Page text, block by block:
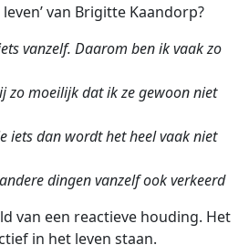
van Brigitte Kaandorp?
vanzelf. Daarom ben ik vaak zo
zo moeilijk dat ik ze gewoon niet
iets dan wordt het heel vaak niet
dingen vanzelf ook verkeerd
van een reactieve houding. Het
in het leven staan.